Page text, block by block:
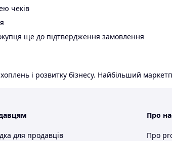
чеків
ще до підтвердження замовлення
і розвитку бізнесу. Найбільший
для продавців
Про
Про